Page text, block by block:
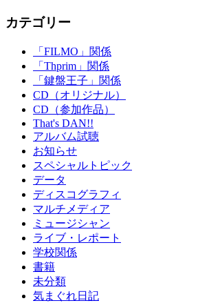
カテゴリー
「FILMO」関係
「Thprim」関係
「鍵盤王子」関係
CD（オリジナル）
CD（参加作品）
That's DAN!!
アルバム試聴
お知らせ
スペシャルトピック
データ
ディスコグラフィ
マルチメディア
ミュージシャン
ライブ・レポート
学校関係
書籍
未分類
気まぐれ日記